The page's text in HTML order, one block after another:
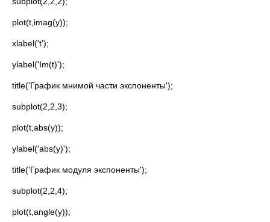
plot(t,imag(y));
xlabel('t');
ylabel('Im(t)');
title('График мнимой части экспоненты');
subplot(2,2,3);
plot(t,abs(y));
ylabel('abs(y)');
title('График модуля экспоненты');
subplot(2,2,4);
plot(t,angle(y));